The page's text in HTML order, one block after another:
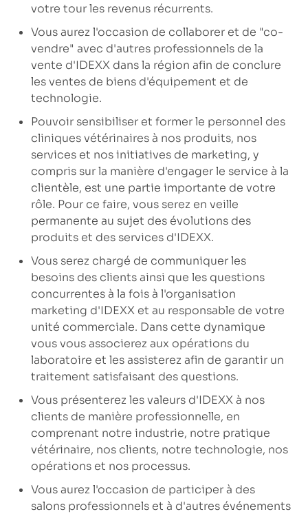
votre tour les revenus récurrents.
Vous aurez l'occasion de collaborer et de "co-
vendre" avec d'autres professionnels de la
vente d'IDEXX dans la région afin de conclure
les ventes de biens d'équipement et de
technologie.
Pouvoir sensibiliser et former le personnel des
cliniques vétérinaires à nos produits, nos
services et nos initiatives de marketing, y
compris sur la manière d'engager le service à la
clientèle, est une partie importante de votre
rôle. Pour ce faire, vous serez en veille
permanente au sujet des évolutions des
produits et des services d'IDEXX.
Vous serez chargé de communiquer les
besoins des clients ainsi que les questions
concurrentes à la fois à l'organisation
marketing d'IDEXX et au responsable de votre
unité commerciale. Dans cette dynamique
vous vous associerez aux opérations du
laboratoire et les assisterez afin de garantir un
traitement satisfaisant des questions.
Vous présenterez les valeurs d'IDEXX à nos
clients de manière professionnelle, en
comprenant notre industrie, notre pratique
vétérinaire, nos clients, notre technologie, nos
opérations et nos processus.
Vous aurez l'occasion de participer à des
salons professionnels et à d'autres événements